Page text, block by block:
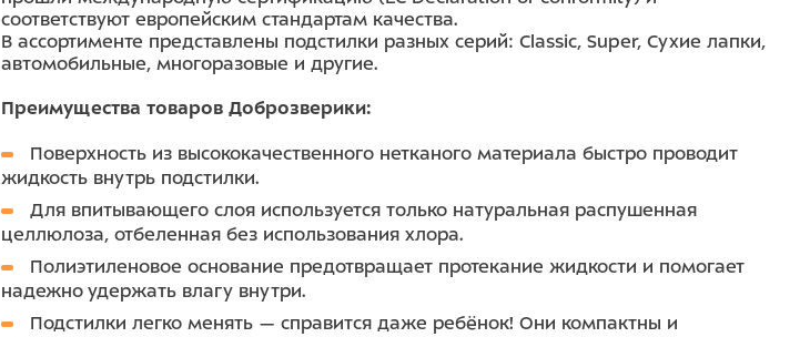
соответствуют европейским стандартам качества.
В ассортименте представлены подстилки разных серий: Classic, Super, Сухие лапки,
автомобильные, многоразовые и другие.
Преимущества товаров Доброзверики:
Поверхность из высококачественного нетканого материала быстро проводит
жидкость внутрь подстилки.
Для впитывающего слоя используется только натуральная распушенная
целлюлоза, отбеленная без использования хлора.
Полиэтиленовое основание предотвращает протекание жидкости и помогает
надежно удержать влагу внутри.
Подстилки легко менять — справится даже ребёнок! Они компактны и